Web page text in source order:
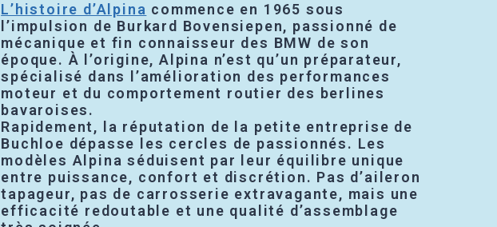
L’histoire d’Alpina commence en 1965 sous
l’impulsion de Burkard Bovensiepen, passionné de
mécanique et fin connaisseur des BMW de son
époque. À l’origine, Alpina n’est qu’un préparateur,
spécialisé dans l’amélioration des performances
moteur et du comportement routier des berlines
bavaroises.
Rapidement, la réputation de la petite entreprise de
Buchloe dépasse les cercles de passionnés. Les
modèles Alpina séduisent par leur équilibre unique
entre puissance, confort et discrétion. Pas d’aileron
tapageur, pas de carrosserie extravagante, mais une
efficacité redoutable et une qualité d’assemblage